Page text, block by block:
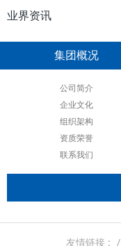
业界资讯
集团概况
公司简介
企业文化
组织架构
资质荣誉
联系我们
友情链接 :